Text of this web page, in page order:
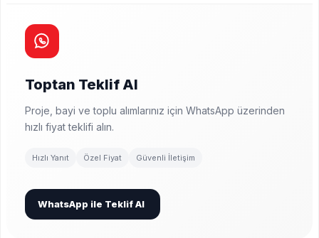
Toptan Teklif Al
Proje, bayi ve toplu alımlarınız için WhatsApp üzerinden
hızlı fiyat teklifi alın.
Hızlı Yanıt Özel Fiyat Güvenli İletişim
WhatsApp ile Teklif Al